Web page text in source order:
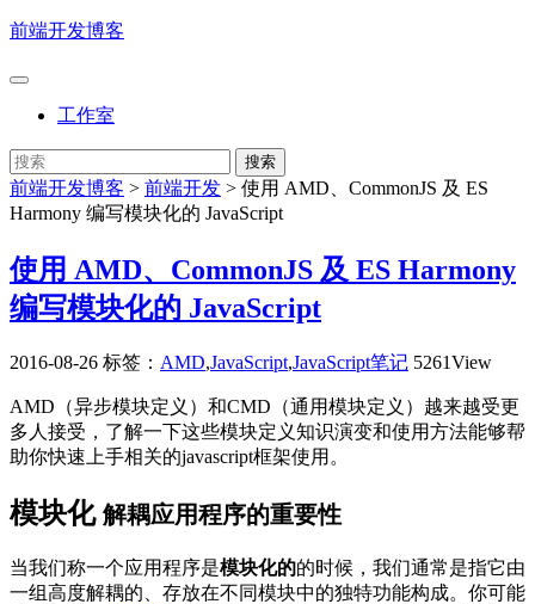
前端开发博客
工作室
前端开发博客 > 前端开发 > 使用 AMD、CommonJS 及 ES
Harmony 编写模块化的 JavaScript
使用 AMD、CommonJS 及 ES Harmony
编写模块化的 JavaScript
2016-08-26 标签： AMD,JavaScript,JavaScript笔记 5261View
AMD（异步模块定义）和CMD（通用模块定义）越来越受更
多人接受，了解一下这些模块定义知识演变和使用方法能够帮
助你快速上手相关的javascript框架使用。
模块化 解耦应用程序的重要性
当我们称一个应用程序是模块化的的时候，我们通常是指它由
一组高度解耦的、存放在不同模块中的独特功能构成。你可能